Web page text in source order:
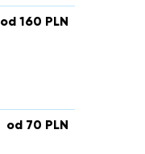
od 160 PLN
od 70 PLN